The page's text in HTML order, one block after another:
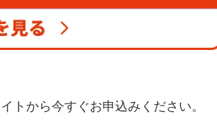
トから今すぐお申込みください。